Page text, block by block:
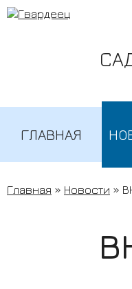
ГЛАВНАЯ
Главная » Новости »